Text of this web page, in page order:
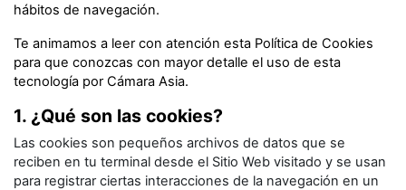
hábitos de navegación.
Te animamos a leer con atención esta Política de Cookies
para que conozcas con mayor detalle el uso de esta
tecnología porCámara Asia.
1. ¿Qué son las cookies?
Las cookies son pequeños archivos de datos que se
reciben en tu terminal desde el Sitio Web visitado y se usan
para registrar ciertas interacciones de la navegación en un